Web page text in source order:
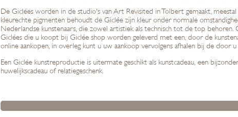
De Giclées worden in de studio's van Art Revisited in Tolbert gemaakt,
kleurechte pigmenten behoudt de Giclée zijn kleur onder normale
Nederlandse kunstenaars, die zowel artistiek als technisch tot de top
Giclées die u koopt bij Giclée shop worden geleverd met een, door de
online aankopen, in overleg kunt u uw aankoop vervolgens afhalen bij de door
Een Giclée kunstreproductie is uitermate geschikt als kunstcadeau, een
huwelijkscadeau of relatiegeschenk.